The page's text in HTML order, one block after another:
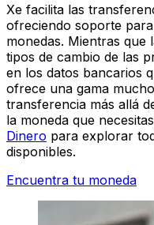
Xe facilita las
ofreciendo soporte
monedas. Mientras que
tipos de cambio de las
en los datos bancarios
ofrece una gama
transferencia más allá
la moneda que
Dinero para explorar
disponibles.
Encuentra tu moneda